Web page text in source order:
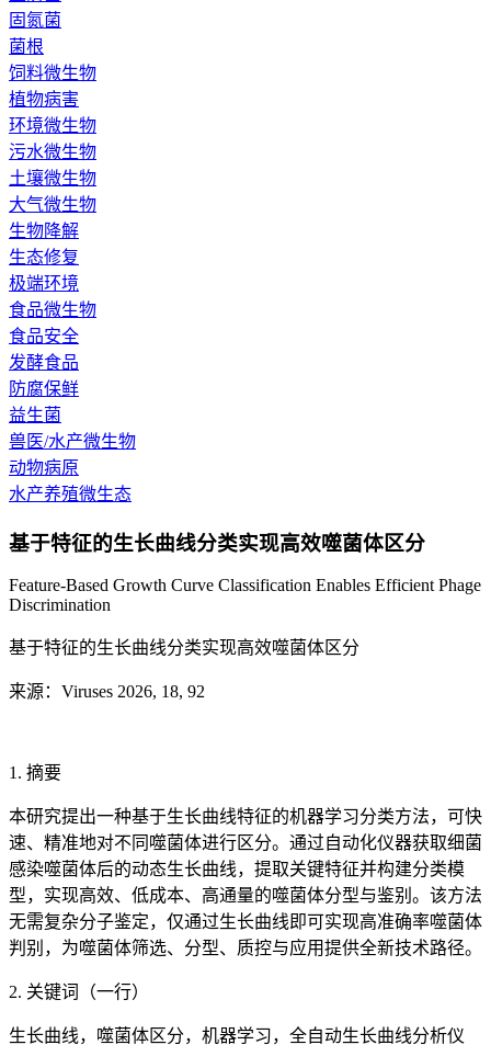
固氮菌
菌根
饲料微生物
植物病害
环境微生物
污水微生物
土壤微生物
大气微生物
生物降解
生态修复
极端环境
食品微生物
食品安全
发酵食品
防腐保鲜
益生菌
兽医/水产微生物
动物病原
水产养殖微生态
基于特征的生长曲线分类实现高效噬菌体区分
Feature-Based Growth Curve Classification Enables Efficient Phage
Discrimination
基于特征的生长曲线分类实现高效噬菌体区分
来源：Viruses 2026, 18, 92
1. 摘要
本研究提出一种基于生长曲线特征的机器学习分类方法，可快
速、精准地对不同噬菌体进行区分。通过自动化仪器获取细菌
感染噬菌体后的动态生长曲线，提取关键特征并构建分类模
型，实现高效、低成本、高通量的噬菌体分型与鉴别。该方法
无需复杂分子鉴定，仅通过生长曲线即可实现高准确率噬菌体
判别，为噬菌体筛选、分型、质控与应用提供全新技术路径。
2. 关键词（一行）
生长曲线，噬菌体区分，机器学习，全自动生长曲线分析仪